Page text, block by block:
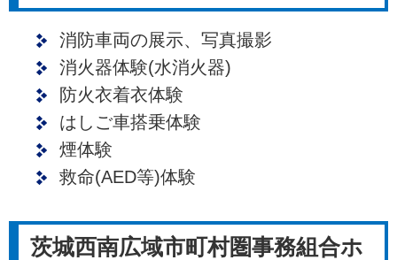
消防車両の展示、写真撮影
消火器体験(水消火器)
防火衣着衣体験
はしご車搭乗体験
煙体験
救命(AED等)体験
茨城西南広域市町村圏事務組合ホ